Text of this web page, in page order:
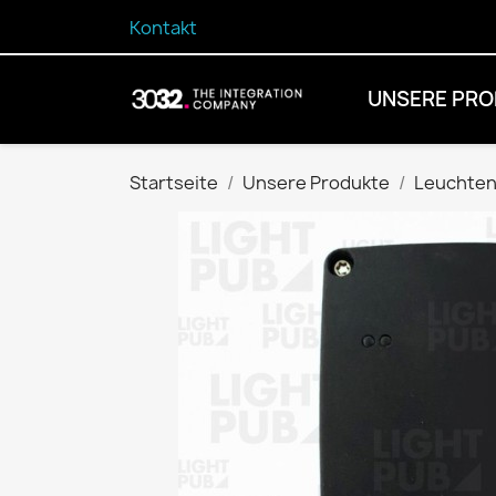
Kontakt
UNSERE
Startseite Unsere Produkte